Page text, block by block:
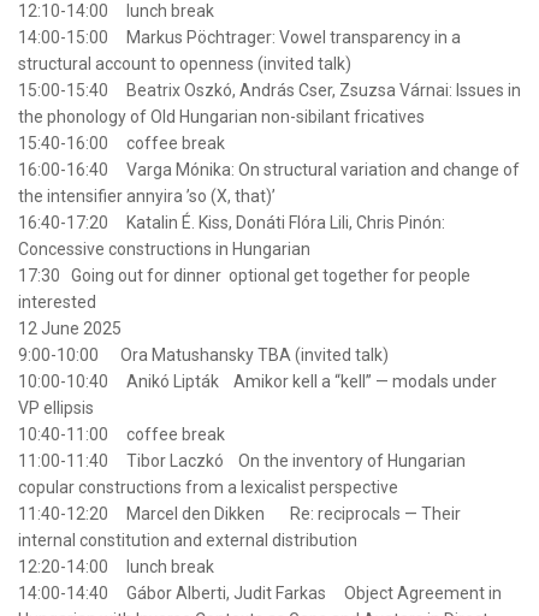
12:10-14:00 lunch break
14:00-15:00 Markus Pöchtrager: Vowel transparency in a
structural account to openness (invited talk)
15:00-15:40 Beatrix Oszkó, András Cser, Zsuzsa Várnai: Issues in
the phonology of Old Hungarian non-sibilant fricatives
15:40-16:00 coffee break
16:00-16:40 Varga Mónika: On structural variation and change of
the intensifier annyira ’so (X, that)’
16:40-17:20 Katalin É. Kiss, Donáti Flóra Lili, Chris Pinón:
Concessive constructions in Hungarian
17:30 Going out for dinner optional get together for people
interested
12 June 2025
9:00-10:00 Ora Matushansky TBA (invited talk)
10:00-10:40 Anikó Lipták Amikor kell a “kell” — modals under
VP ellipsis
10:40-11:00 coffee break
11:00-11:40 Tibor Laczkó On the inventory of Hungarian
copular constructions from a lexicalist perspective
11:40-12:20 Marcel den Dikken Re: reciprocals — Their
internal constitution and external distribution
12:20-14:00 lunch break
14:00-14:40 Gábor Alberti, Judit Farkas Object Agreement in